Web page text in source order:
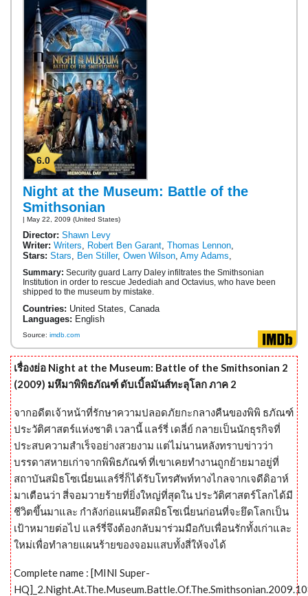
6.0
Night at the Museum: Battle of the
Smithsonian
| May 22, 2009 (United States)
Director: Shawn Levy
Writer: Writers Robert Ben Garant Thomas Lennon
Stars: Stars Ben Stiller, Owen Wilson Amy Adams
Summary: Security guard Larry Daley infiltrates the Smithsonian
Institution in order to rescue Jedediah and Octavius, who have been
shipped to the museum by mistake.
Countries: United States, Canada
Languages: English
Source: imdb.com
เรื่องย่อ Night at the Museum: Battle of the Smithsonian 2
(2009) มหึมาพิพิธภัณฑ์ ดับเบิ้ลมันส์ทะลุโลก ภาค 2
จากอดีตเจ้าหน้าที่รักษาความปลอดภัยกะกลางคืนของพิพิ ธภัณฑ์
ประวัติศาสตร์แห่งชาติ เวลานี้ แลร์รี่ เดลี่ย์ กลายเป็นนักธุรกิจที่
ประสบความสำเร็จอย่างสวยงาม แต่ไม่นานหลังทราบข่าวว่า
บรรดาสหายเก่าจากพิพิธภัณฑ์ ที่เขาเคยทำงานถูกย้ายมาอยู่ที่
สถาบันสมิธโซเนี่ยนแลร์รี่ก็ได้รับโทรศัพท์ทางไกลจากเจดีดิอาห์
มาเตือนว่า สี่จอมวายร้ายที่ยิ่งใหญ่ที่สุดใน ประวัติศาสตร์โลกได้มี
ชีวิตขึ้นมาและ กำลังก่อแผนยึดสมิธโซเนี่ยนก่อนที่จะยึดโลกเป็น
เป้าหมายต่อไป แลร์รี่จึงต้องกลับมาร่วมมือกับเพื่อนรักทั้งเก่าและ
ใหม่เพื่อทำลายแผนร้ายของจอมแสบทั้งสี่ให้จงได้
Complete name : [MINI Super-